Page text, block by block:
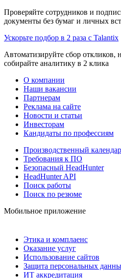
Проверяйте сотрудников и
документы без бумаг и личных
Ускорьте подбор в 2 раза с Talantix
Автоматизируйте сбор откликов,
собирайте аналитику в 2 клика
О компании
Наши вакансии
Партнерам
Реклама на сайте
Новости и статьи
Инвесторам
Кандидаты по профессиям
Производственный
Требования к ПО
Безопасный HeadHunter
HeadHunter API
Поиск работы
Поиск по резюме
Мобильное приложение
Этика и комплаенс
Оказание услуг
Использование сайтов
Защита персональных
ИТ аккредитация